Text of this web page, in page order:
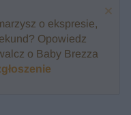
o ekspresie,
Opowiedz
o Baby Brezza